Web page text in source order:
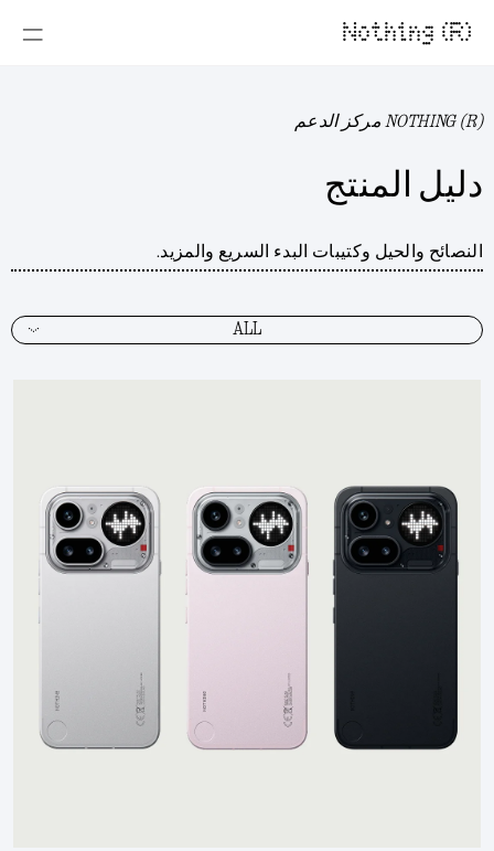
Nothing (R)
NOTHING (R) مركز الدعم
دليل المنتج
النصائح والحيل وكتيبات البدء السريع والمزيد.
ALL